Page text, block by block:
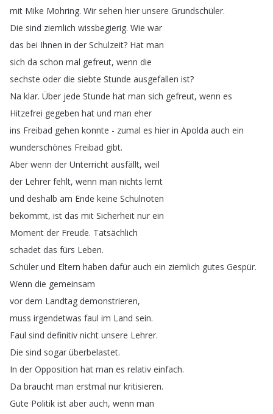
mit Mike Mohring. Wir sehen hier unsere Grundschüler.
Die sind ziemlich wissbegierig. Wie war
das bei Ihnen in der Schulzeit? Hat man
sich da schon mal gefreut, wenn die
sechste oder die siebte Stunde ausgefallen ist?
Na klar. Über jede Stunde hat man sich gefreut, wenn es
Hitzefrei gegeben hat und man eher
ins Freibad gehen konnte - zumal es hier in Apolda auch ein
wunderschönes Freibad gibt.
Aber wenn der Unterricht ausfällt, weil
der Lehrer fehlt, wenn man nichts lernt
und deshalb am Ende keine Schulnoten
bekommt, ist das mit Sicherheit nur ein
Moment der Freude. Tatsächlich
schadet das fürs Leben.
Schüler und Eltern haben dafür auch ein ziemlich gutes Gespür.
Wenn die gemeinsam
vor dem Landtag demonstrieren,
muss irgendetwas faul im Land sein.
Faul sind definitiv nicht unsere Lehrer.
Die sind sogar überbelastet.
In der Opposition hat man es relativ einfach.
Da braucht man erstmal nur kritisieren.
Gute Politik ist aber auch, wenn man